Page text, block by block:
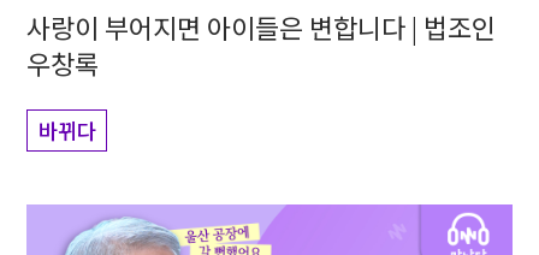
사랑이 부어지면 아이들은 변합니다 | 법조인
우창록
바뀌다